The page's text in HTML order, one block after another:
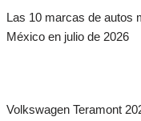
Las 10 marcas de autos
México en julio de 2026
Volkswagen Teramont